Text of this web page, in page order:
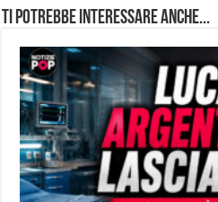
Ti potrebbe interessare anche...